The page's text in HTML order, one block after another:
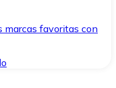
marcas favoritas con